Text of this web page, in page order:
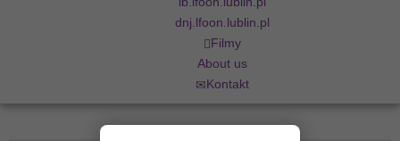
dnj.lfoon.lublin.pl
Filmy
About us
Kontakt